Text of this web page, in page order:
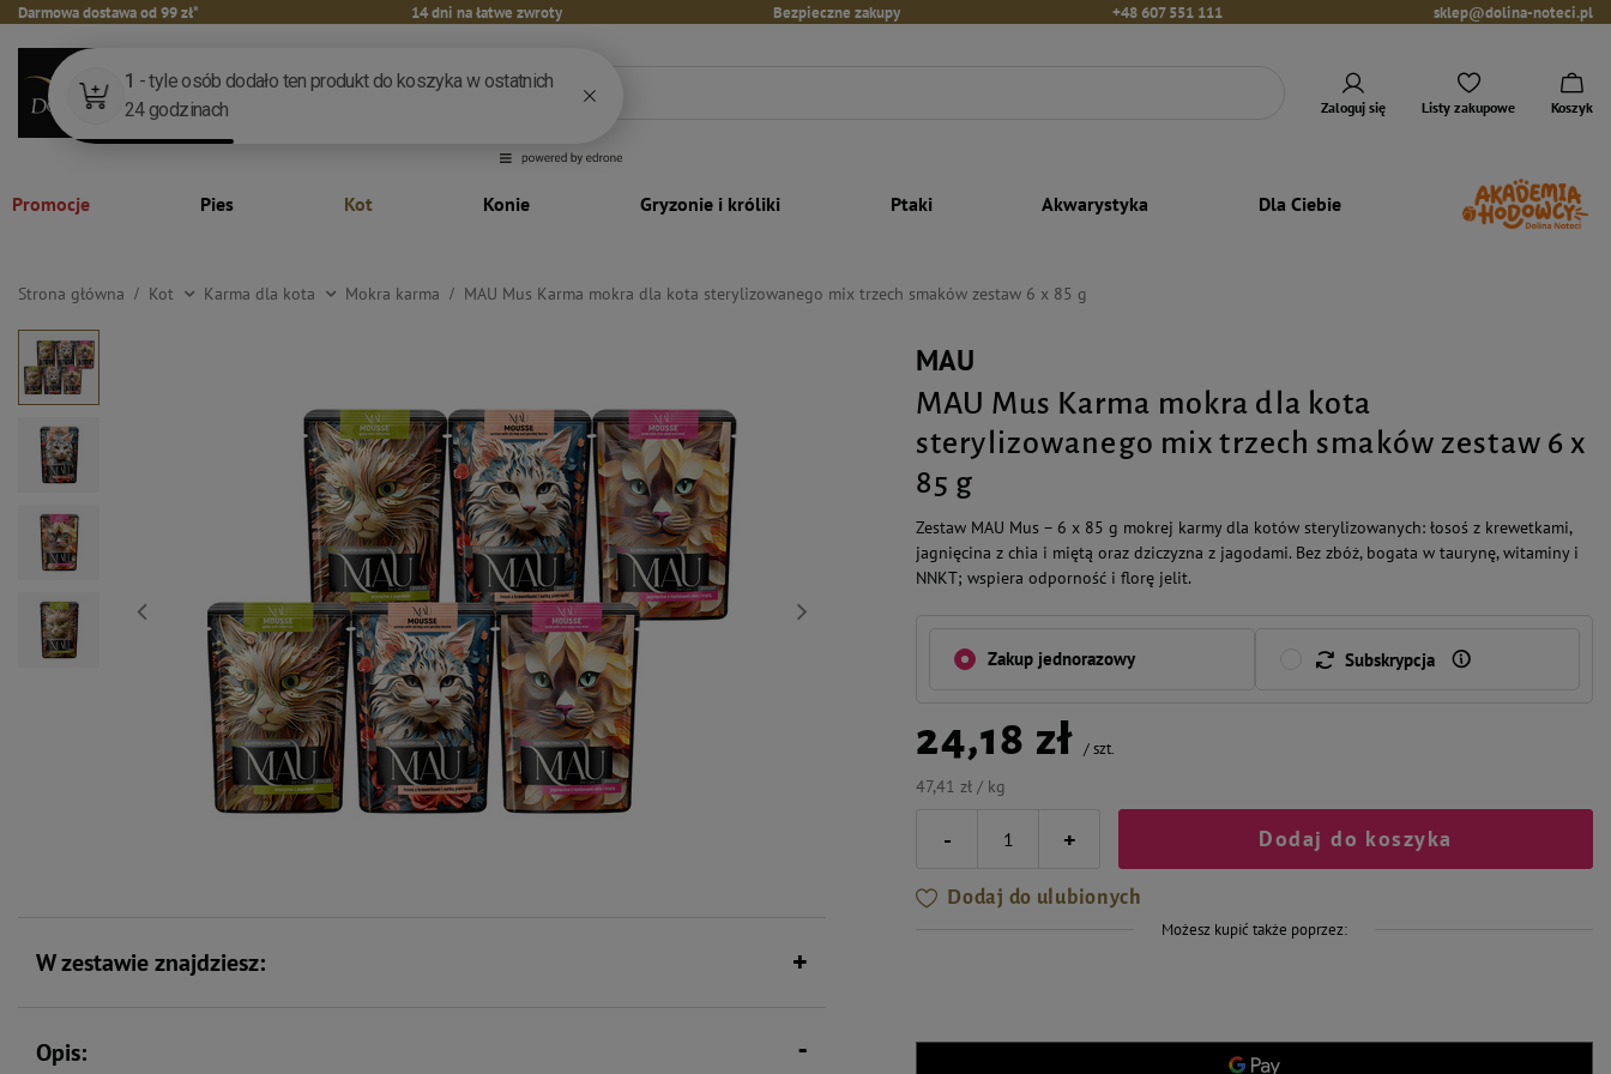
Darmowa dostawa od 99 zł* 14 dni na łatwe zwroty Bezpieczne zakupy +48 607 551 111 sklep@dolina-noteci.pl
Zaloguj się Listy zakupowe Koszyk
Promocje Pies Kot Konie Gryzonie i króliki Ptaki Akwarystyka Dla Ciebie
Strona główna Kot Karma dla kota Mokra karma MAU Mus Karma mokra dla kota sterylizowanego mix trzech smaków zestaw 6 x 85 g
MAU
MAU Mus Karma mokra dla kota
sterylizowanego mix trzech smaków zestaw 6 x
85 g
Zestaw MAU Mus – 6 x 85 g mokrej karmy dla kotów sterylizowanych: łosoś z krewetkami,
jagnięcina z chia i miętą oraz dziczyzna z jagodami. Bez zbóż, bogata w taurynę, witaminy i
NNKT; wspiera odporność i florę jelit.
Zakup jednorazowy Subskrypcja
24,18 zł /szt.
47,41 zł / kg
- + Dodaj do koszyka
Dodaj do ulubionych
Możesz kupić także poprzez:
W zestawie znajdziesz:
Opis: